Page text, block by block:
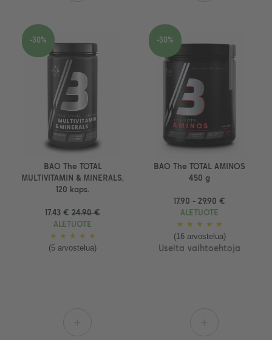
BAO The TOTAL
MULTIVITAMIN & MINERALS,
120 kaps.
17.43 € 24.90 €
ALETUOTE
★ ★ ★ ★ ★
(5 arvostelua)
-30%
BAO The TOTAL AMINOS
450 g
17.90 - 29.90 €
ALETUOTE
★ ★ ★ ★ ★
(16 arvostelua)
Useita vaihtoehtoja
-30%